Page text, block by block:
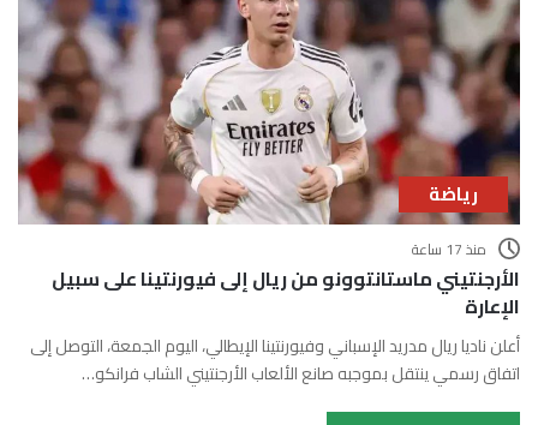
رياضة
منذ 17 ساعة
الأرجنتيني ماستانتوونو من ريال إلى فيورنتينا على سبيل
الإعارة
أعلن ناديا ريال مدريد الإسباني وفيورنتينا الإيطالي، اليوم الجمعة، التوصل إلى
اتفاق رسمي ينتقل بموجبه صانع الألعاب الأرجنتيني الشاب فرانكو…